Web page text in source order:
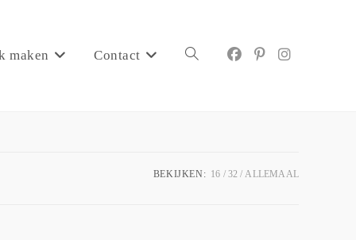
maken Contact
BEKIJKEN: 16 32 ALLEMAAL